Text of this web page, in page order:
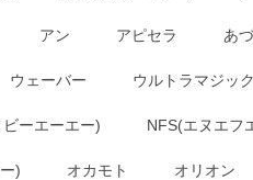
アン アピセラ あ
ウェーバー ウルトラマジック
ーエーエー) NFS(エヌエフ
) オカモト オリオン